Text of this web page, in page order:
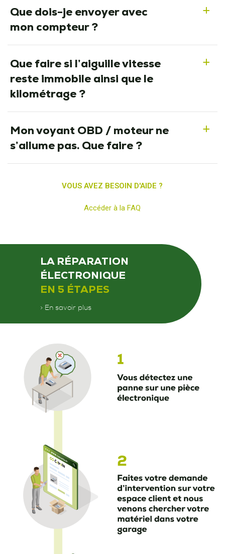
a
Que dois-je envoyer avec
mon compteur ?
a
Que faire si l’aiguille vitesse
reste immobile ainsi que le
kilométrage ?
a
Mon voyant OBD / moteur ne
s’allume pas. Que faire ?
VOUS AVEZ BESOIN D'AIDE ?
Accéder à la FAQ
LA RÉPARATION
ÉLECTRONIQUE
EN 5 ÉTAPES
> En savoir plus